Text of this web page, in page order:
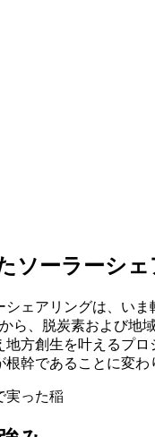
ソーラーシ
ェアリングは、いま
ら、脱炭素および地
方創生を叶えるプロ
幹であることに変